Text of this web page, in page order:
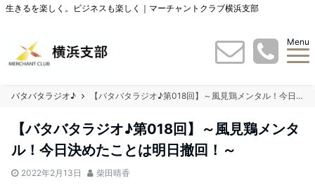
生きるを楽しく。ビジネスも楽しく｜マーチャントクラブ横浜支部
Menu
バタバタラジオ♪ 【バタバタラジオ♪第018回】～風見鶏メンタル！今日決めたことは明日撤回！～
【バタバタラジオ♪第018回】～風見鶏メンタ
ル！今日決めたことは明日撤回！～
2022年2月13日 柴田晴香